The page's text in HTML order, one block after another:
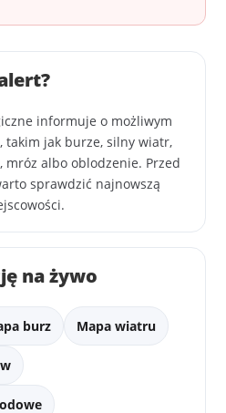
informuje o możliwym
takim jak burze, silny wiatr,
mróz albo oblodzenie. Przed
sprawdzić najnowszą
na żywo
burz Mapa wiatru